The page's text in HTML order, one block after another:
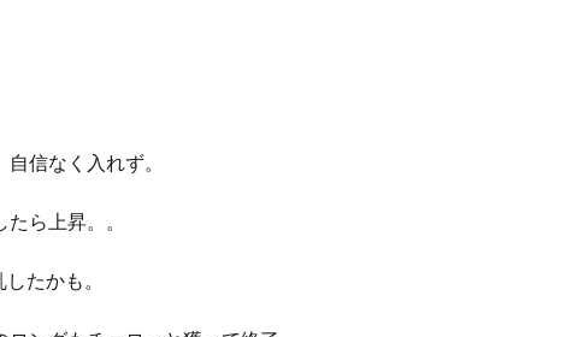
信なく入れず。
ら上昇。。
たかも。